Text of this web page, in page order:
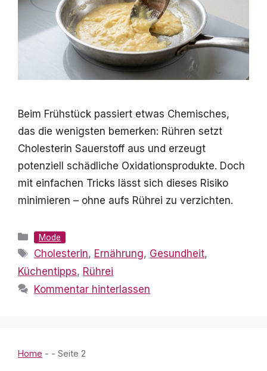
Beim Frühstück passiert etwas Chemisches,
das die wenigsten bemerken: Rühren setzt
Cholesterin Sauerstoff aus und erzeugt
potenziell schädliche Oxidationsprodukte. Doch
mit einfachen Tricks lässt sich dieses Risiko
minimieren – ohne aufs Rührei zu verzichten.
Kategorien
Mode
Schlagwörter
Cholesterin, Ernährung, Gesundheit,
Küchentipps, Rührei
Kommentar hinterlassen
Home - - Seite 2